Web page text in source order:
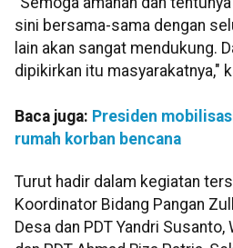
sini bersama-sama dengan
lain akan sangat mendukung.
dipikirkan itu masyarakatnya,"
Baca juga: Presiden
rumah korban bencana
Turut hadir dalam kegiatan
Koordinator Bidang Pangan
Desa dan PDT Yandri